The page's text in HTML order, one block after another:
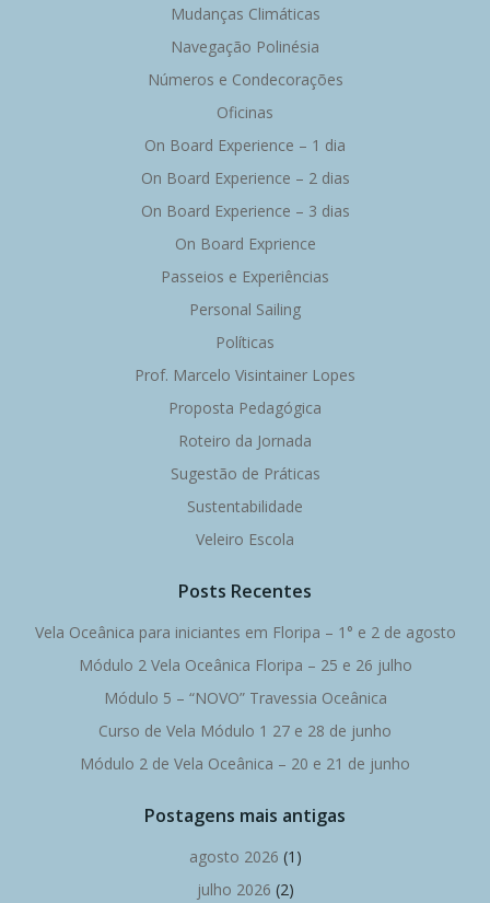
Mudanças Climáticas
Navegação Polinésia
Números e Condecorações
Oficinas
On Board Experience – 1 dia
On Board Experience – 2 dias
On Board Experience – 3 dias
On Board Exprience
Passeios e Experiências
Personal Sailing
Políticas
Prof. Marcelo Visintainer Lopes
Proposta Pedagógica
Roteiro da Jornada
Sugestão de Práticas
Sustentabilidade
Veleiro Escola
Posts Recentes
Vela Oceânica para iniciantes em Floripa – 1° e 2 de agosto
Módulo 2 Vela Oceânica Floripa – 25 e 26 julho
Módulo 5 – “NOVO” Travessia Oceânica
Curso de Vela Módulo 1 27 e 28 de junho
Módulo 2 de Vela Oceânica – 20 e 21 de junho
Postagens mais antigas
agosto 2026 (1)
julho 2026 (2)